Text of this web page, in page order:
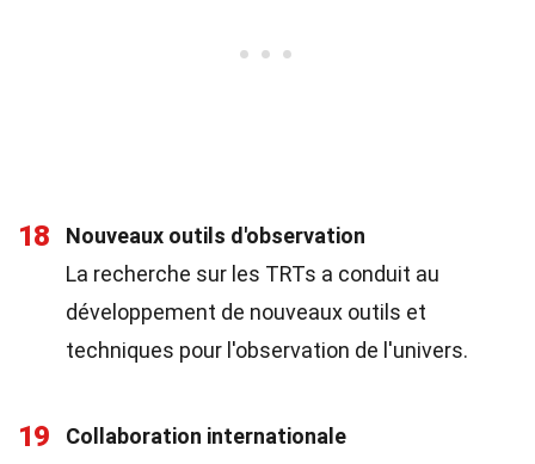
18
Nouveaux outils d'observation
La recherche sur les TRTs a conduit au
développement de nouveaux outils et
techniques pour l'observation de l'univers.
19
Collaboration internationale